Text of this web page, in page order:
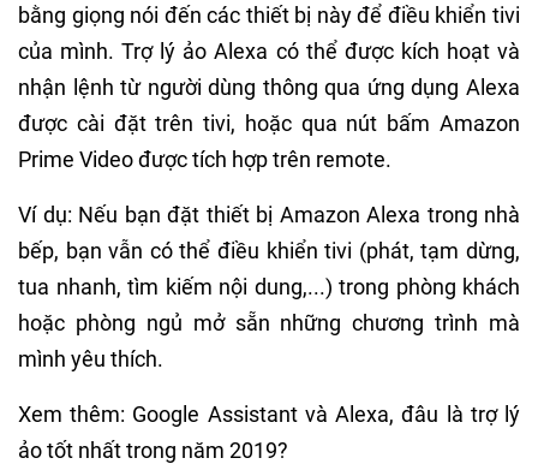
bằng giọng nói đến các thiết bị này để điều khiển tivi
của mình. Trợ lý ảo Alexa có thể được kích hoạt và
nhận lệnh từ người dùng thông qua ứng dụng Alexa
được cài đặt trên tivi, hoặc qua nút bấm Amazon
Prime Video được tích hợp trên remote.
Ví dụ: Nếu bạn đặt thiết bị Amazon Alexa trong nhà
bếp, bạn vẫn có thể điều khiển tivi (phát, tạm dừng,
tua nhanh, tìm kiếm nội dung,...) trong phòng khách
hoặc phòng ngủ mở sẵn những chương trình mà
mình yêu thích.
Xem thêm: Google Assistant và Alexa, đâu là trợ lý
ảo tốt nhất trong năm 2019?